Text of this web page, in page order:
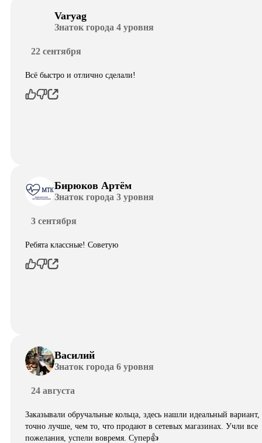
Varyag
Знаток города 4 уровня
22 сентября
Всё быстро и отлично сделали!
Бирюков Артём
Знаток города 3 уровня
3 сентября
Ребята классные! Советую
Василий
Знаток города 6 уровня
24 августа
Заказывали обручальные кольца, здесь нашли идеальный вариант,
точно лучше, чем то, что продают в сетевых магазинах. Учли все
пожелания, успели вовремя. Супер👍